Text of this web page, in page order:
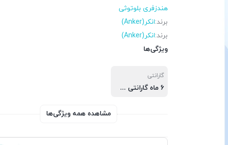
هندزفری بلوتوثی
برند:انکر(Anker)
برند:انکر(Anker)
ویژگی‌ها
گارانتی
6 ماه گارانتی شرکتی
مشاهده همه ویژگی‌ها